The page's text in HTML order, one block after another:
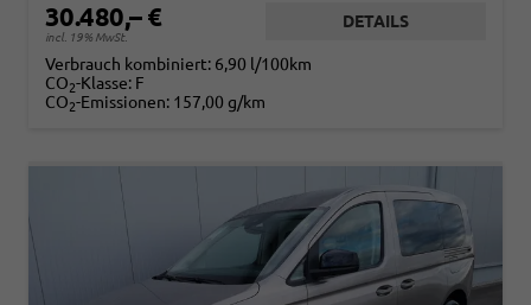
30.480,– €
incl. 19% MwSt.
DETAILS
Verbrauch kombiniert: 6,90 l/100km
CO2-Klasse: F
CO2-Emissionen: 157,00 g/km